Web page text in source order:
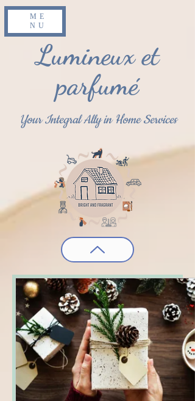
Lumineux et
parfumé
Your Integral Ally in Home Services
ME
NU